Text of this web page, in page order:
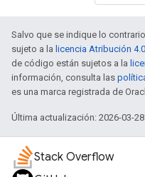
Salvo que se indique lo
sujeto a la licencia Atribución
de código están sujetos a la
información, consulta las
es una marca registrada de
Última actualización: 2026-03-28
Stack Overflow